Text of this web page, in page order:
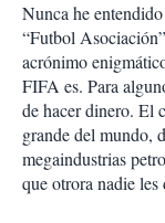
o
m
p
a
r
t
i
r
Nunca he
“Futbol
acrónimo
FIFA es. Para
de hacer dinero. El
grande del mundo,
megaindustrias
que otrora nadie